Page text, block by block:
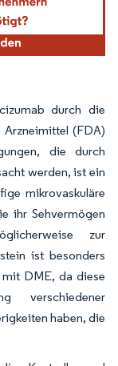
durch die
(FDA)
die durch
werden, ist ein
mikrovaskuläre
ihr Sehvermögen
zur
ist besonders
DME, da diese
verschiedener
haben, die